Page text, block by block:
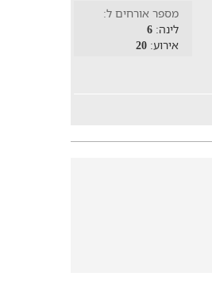
מספר אורחים ל:
לינה:6
אירוע:20